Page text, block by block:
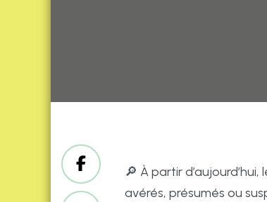
🔎 À partir
avérés, présumés ou